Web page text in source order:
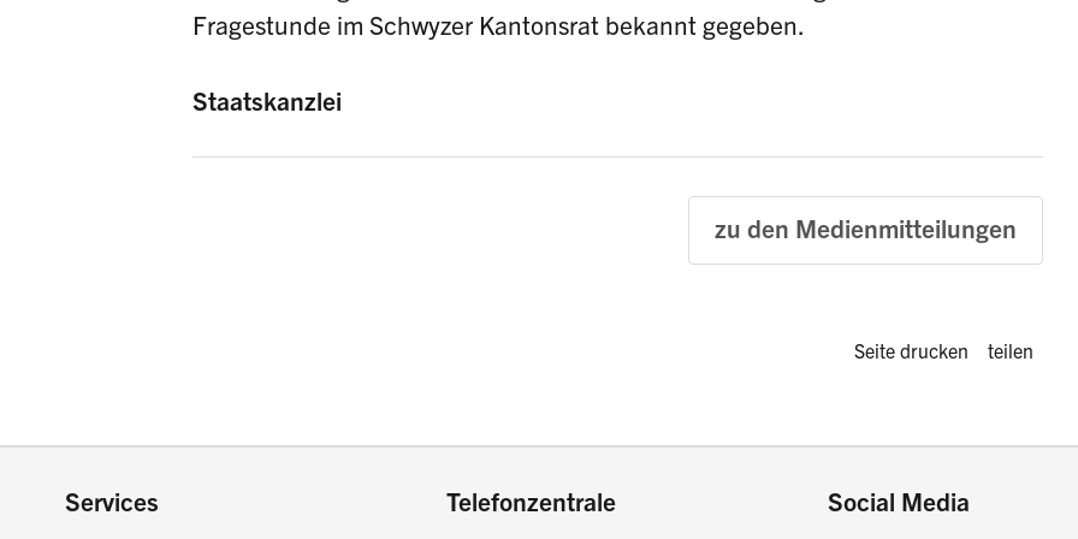
Fragestunde im Schwyzer Kantonsrat bekannt gegeben.
Staatskanzlei
zu den Medienmitteilungen
Diese Seite
Seite drucken teilen
Services Telefonzentrale Social Media